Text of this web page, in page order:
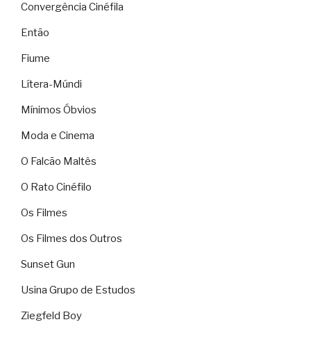
Convergência Cinéfila
Então
Fiume
Lítera-Múndi
Mínimos Óbvios
Moda e Cinema
O Falcão Maltês
O Rato Cinéfilo
Os Filmes
Os Filmes dos Outros
Sunset Gun
Usina Grupo de Estudos
Ziegfeld Boy